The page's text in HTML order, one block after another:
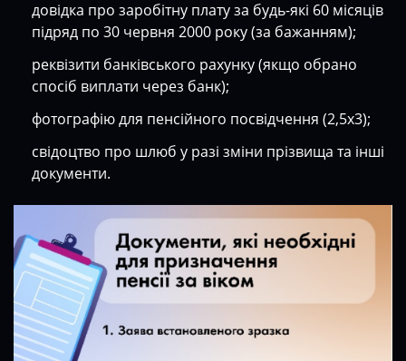
довідка про заробітну плату за будь-які 60 місяців
підряд по 30 червня 2000 року (за бажанням);
реквізити банківського рахунку (якщо обрано
спосіб виплати через банк);
фотографію для пенсійного посвідчення (2,5х3);
свідоцтво про шлюб у разі зміни прізвища та інші
документи.